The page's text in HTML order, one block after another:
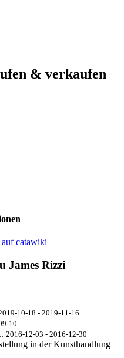
& verkaufen
auf catawiki
James Rizzi
10-18 - 2019-11-16
10
2016-12-03 - 2016-12-30
in der Kunsthandlung